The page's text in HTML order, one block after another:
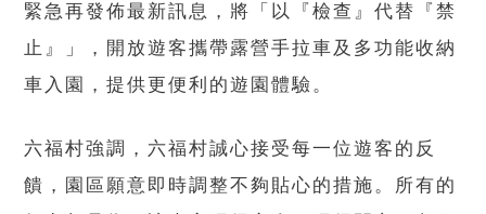
緊急再發佈最新訊息，將「以『檢查』代替『禁
止』」，開放遊客攜帶露營手拉車及多功能收納
車入園，提供更便利的遊園體驗。
六福村強調，六福村誠心接受每一位遊客的反
饋，園區願意即時調整不夠貼心的措施。所有的